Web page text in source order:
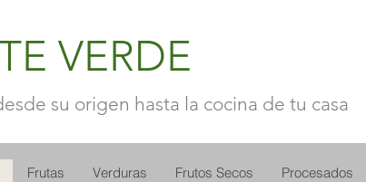
VERDE
su origen hasta la cocina de tu casa
Frutas Verduras Frutos Secos Procesados